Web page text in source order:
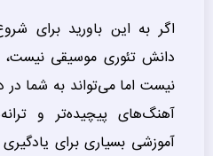
اگر به این باورید برای
دانش تئوری موسیقی نیست،
نیست اما می‌تواند به شما در
آهنگ‌های پیچیده‌تر و
آموزشی بسیاری برای